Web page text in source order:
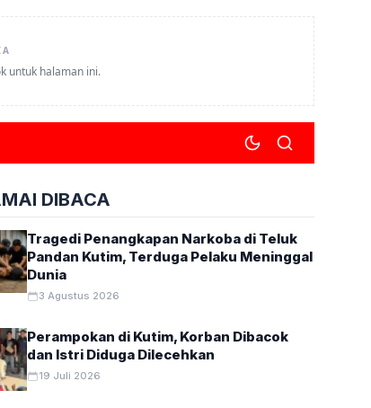
untuk halaman ini.
DIBACA
Tragedi Penangkapan Narkoba di Teluk
Pandan Kutim, Terduga Pelaku Meninggal
Dunia
3 Agustus 2026
Perampokan di Kutim, Korban Dibacok
dan Istri Diduga Dilecehkan
19 Juli 2026